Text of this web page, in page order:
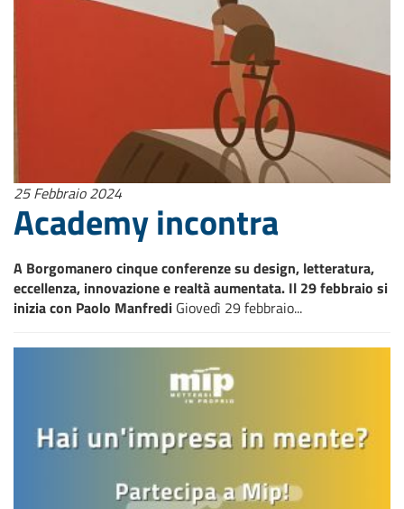
25 Febbraio 2024
Academy incontra
A Borgomanero cinque conferenze su design, letteratura,
eccellenza, innovazione e realtà aumentata. Il 29 febbraio si
inizia con Paolo Manfredi Giovedì 29 febbraio...